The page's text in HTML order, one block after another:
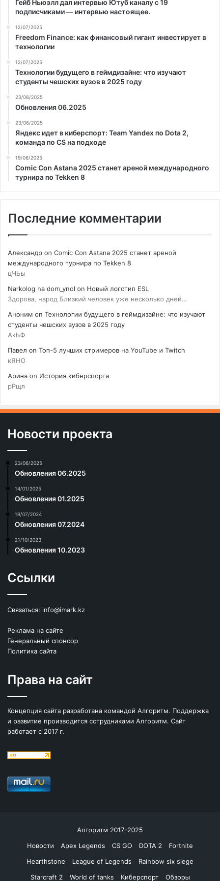
Гейб Ньюэлл дал интервью Ютуб каналу с 19
подписчиками — интервью настоящее.
12/07/2025
Freedom Finance: как финансовый гигант инвестирует в
технологии
12/07/2025
Технологии будущего в геймдизайне: что изучают
студенты чешских вузов в 2025 году
23/06/2025
Обновления 06.2025
23/06/2025
Яндекс идет в киберспорт: Team Yandex по Dota 2,
команда по CS на подходе
19/06/2025
Comic Con Astana 2025 станет ареной международного
турнира по Tekken 8
Последние комментарии
Александр on Comic Con Astana 2025 станет ареной
международного турнира по Tekken 8
цЧЬы
Narkolog na dom_ynol on Новый логотип ESL
Здорова, народ Близкий человек уже несколько дней…
Аноним on Технологии будущего в геймдизайне: что изучают
студенты чешских вузов в 2025 году
АкЬФ
Павел on Топ-5 лучших стримеров на YouTube и Twitch
кЯНО
Арина on История киберспорта
рРщл
Новости проекта
23/06/2025
Обновления 06.2025
14/01/2025
Обновления 01.2025
19/07/2024
Обновления 07.2024
21/10/2023
Обновления 10.2023
Ссылки
Связаться: info@imark.kz
Реклама на сайте
Генеральный спонсор
Политика сайта
Права на сайт
Концепция сайта разработана командой Алгоритм. Поддержка
и развитие производится сотрудниками Алгоритм. Сайт
работает с 2017 г.
Алгоритм 2017-2025
Новости
Apex Legends CS GO DOTA 2
Fortnite
Hearthstone
League of Legends
Rainbow six siege
Starcraft 2
World of tanks Киберспорт Обзоры